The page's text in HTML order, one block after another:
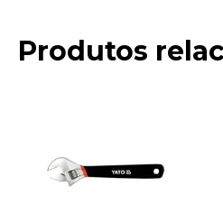
Produtos